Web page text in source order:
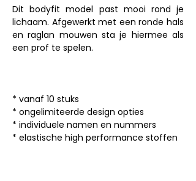
Dit bodyfit model past mooi rond je
lichaam. Afgewerkt met een ronde hals
en raglan mouwen sta je hiermee als
een prof te spelen.
* vanaf 10 stuks
* ongelimiteerde design opties
* individuele namen en nummers
* elastische high performance stoffen